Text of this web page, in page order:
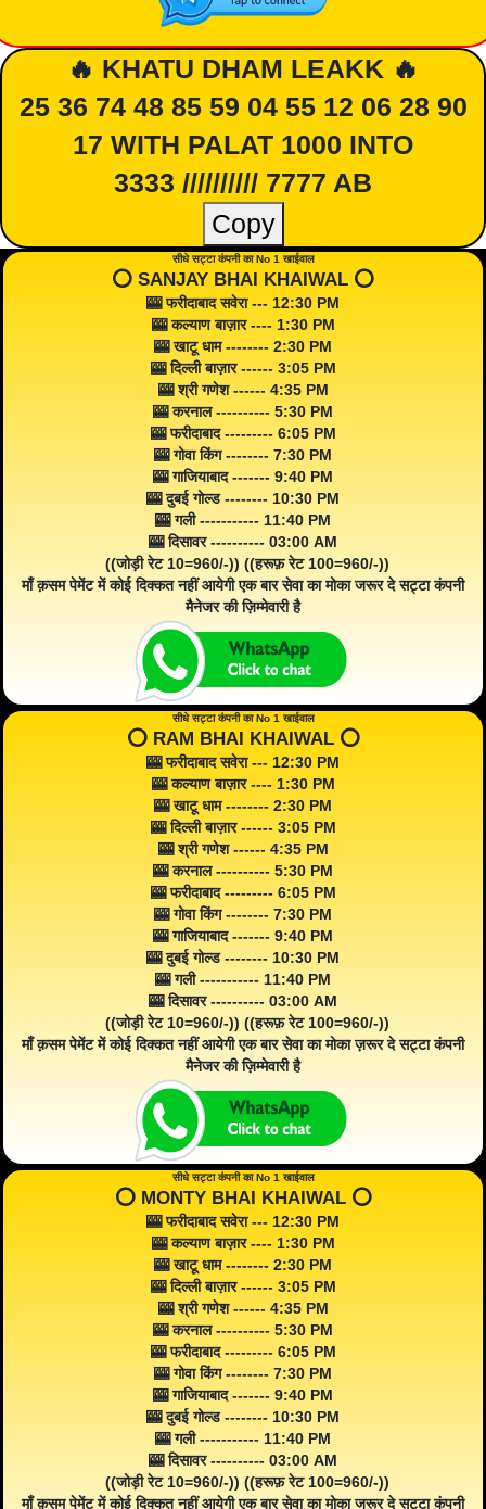
🔥 KHATU DHAM LEAKK 🔥
25 36 74 48 85 59 04 55 12 06 28 90
17 WITH PALAT 1000 INTO
3333 ////////// 7777 AB
Copy
सीधे सट्टा कंपनी का No 1 खाईवाल
⭕️ SANJAY BHAI KHAIWAL ⭕️
🎰 फरीदाबाद सवेरा --- 12:30 PM
🎰 कल्याण बाज़ार ---- 1:30 PM
🎰 खाटू धाम -------- 2:30 PM
🎰 दिल्ली बाज़ार ------ 3:05 PM
🎰 श्री गणेश ------ 4:35 PM
🎰 करनाल ---------- 5:30 PM
🎰 फरीदाबाद --------- 6:05 PM
🎰 गोवा किंग -------- 7:30 PM
🎰 गाजियाबाद ------- 9:40 PM
🎰 दुबई गोल्ड -------- 10:30 PM
🎰 गली ----------- 11:40 PM
🎰 दिसावर ---------- 03:00 AM
((जोड़ी रेट 10=960/-)) ((हरूफ़ रेट 100=960/-))
माँ क़सम पेमेंट में कोई दिक्कत नहीं आयेगी एक बार सेवा का मोका जरूर दे सट्टा कंपनी
मैनेजर की ज़िम्मेवारी है
सीधे सट्टा कंपनी का No 1 खाईवाल
⭕️ RAM BHAI KHAIWAL ⭕️
🎰 फरीदाबाद सवेरा --- 12:30 PM
🎰 कल्याण बाज़ार ---- 1:30 PM
🎰 खाटू धाम -------- 2:30 PM
🎰 दिल्ली बाज़ार ------ 3:05 PM
🎰 श्री गणेश ------ 4:35 PM
🎰 करनाल ---------- 5:30 PM
🎰 फरीदाबाद --------- 6:05 PM
🎰 गोवा किंग -------- 7:30 PM
🎰 गाजियाबाद ------- 9:40 PM
🎰 दुबई गोल्ड -------- 10:30 PM
🎰 गली ----------- 11:40 PM
🎰 दिसावर ---------- 03:00 AM
((जोड़ी रेट 10=960/-)) ((हरूफ़ रेट 100=960/-))
माँ क़सम पेमेंट में कोई दिक्कत नहीं आयेगी एक बार सेवा का मोका ज़रूर दे सट्टा कंपनी
मैनेजर की ज़िम्मेवारी है
सीधे सट्टा कंपनी का No 1 खाईवाल
⭕️ MONTY BHAI KHAIWAL ⭕️
🎰 फरीदाबाद सवेरा --- 12:30 PM
🎰 कल्याण बाज़ार ---- 1:30 PM
🎰 खाटू धाम -------- 2:30 PM
🎰 दिल्ली बाज़ार ------ 3:05 PM
🎰 श्री गणेश ------ 4:35 PM
🎰 करनाल ---------- 5:30 PM
🎰 फरीदाबाद --------- 6:05 PM
🎰 गोवा किंग -------- 7:30 PM
🎰 गाजियाबाद ------- 9:40 PM
🎰 दुबई गोल्ड -------- 10:30 PM
🎰 गली ----------- 11:40 PM
🎰 दिसावर ---------- 03:00 AM
((जोड़ी रेट 10=960/-)) ((हरूफ़ रेट 100=960/-))
माँ क़सम पेमेंट में कोई दिक्कत नहीं आयेगी एक बार सेवा का मोका जरूर दे सट्टा कंपनी